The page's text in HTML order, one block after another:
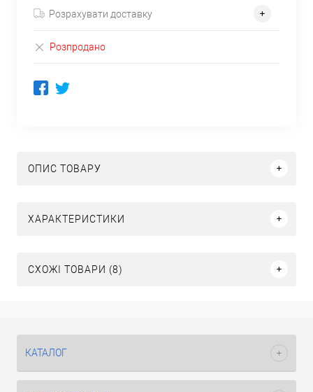
Розрахувати доставку
Розпродано
ОПИС ТОВАРУ
ХАРАКТЕРИСТИКИ
СХОЖІ ТОВАРИ (8)
КАТАЛОГ